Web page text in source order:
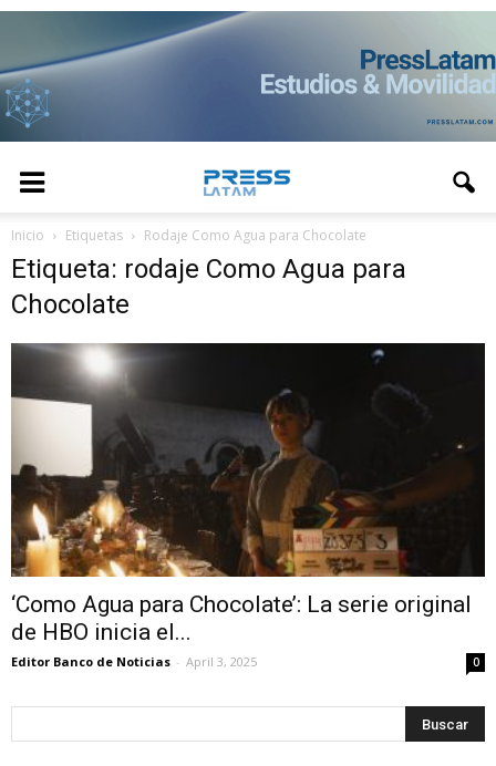
Inicio Etiquetas Rodaje Como Agua para Chocolate
Etiqueta: rodaje Como Agua para
Chocolate
‘Como Agua para Chocolate’: La serie original
de HBO inicia el...
Editor Banco de Noticias - April 3, 2025 0